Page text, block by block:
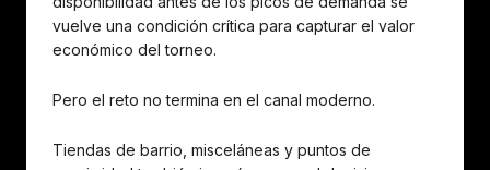
vuelve una condición crítica para capturar el valor
económico del torneo.
Pero el reto no termina en el canal moderno.
Tiendas de barrio, misceláneas y puntos de